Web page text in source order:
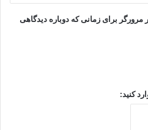
برای زمانی که دوباره دیدگاهی
کنید: